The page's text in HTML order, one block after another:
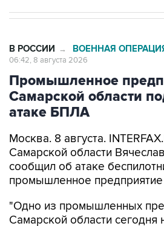
Промышленное
Самарской области
атаке БПЛА
Москва. 8 августа.
сообщил об атаке
промышленное
"Одно из промышленных
подверглось атаке
-написалон в своем канале